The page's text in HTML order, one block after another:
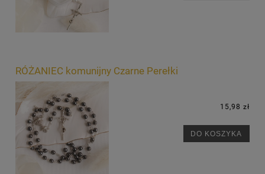
RÓŻANIEC komunijny Czarne Perełki
15,98 zł
DO KOSZYKA